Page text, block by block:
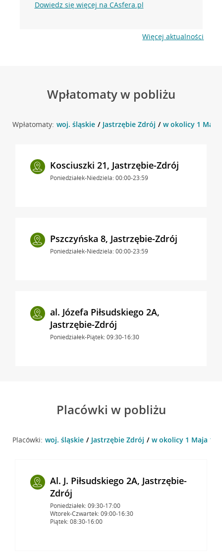
Dowiedz się więcej na CAsfera.pl
Więcej aktualności
Wpłatomaty w pobliżu
Wpłatomaty: woj. śląskie Jastrzębie Zdrój w okolicy 1 Maja
Kosciuszki 21, Jastrzębie-Zdrój
Poniedziałek-Niedziela: 00:00-23:59
Pszczyńska 8, Jastrzębie-Zdrój
Poniedziałek-Niedziela: 00:00-23:59
al. Józefa Piłsudskiego 2A,
Jastrzębie-Zdrój
Poniedziałek-Piątek: 09:30-16:30
Placówki w pobliżu
Placówki: woj. śląskie Jastrzębie Zdrój w okolicy 1 Maja 10
Al. J. Piłsudskiego 2A, Jastrzębie-
Zdrój
Poniedziałek: 09:30-17:00
Wtorek-Czwartek: 09:00-16:30
Piątek: 08:30-16:00